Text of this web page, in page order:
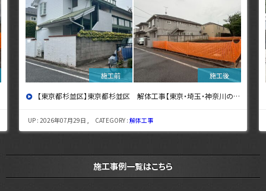
【東京都杉並区】東京都杉並区 解体工事【東京・埼玉・神奈川の解体工事なら東央建設へ】
UP : 2026年07月29日 , CATEGORY :解体工事
施工事例一覧はこちら